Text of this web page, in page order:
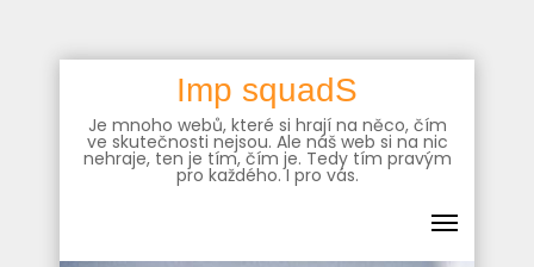
content
Imp squadS
Je mnoho webů, které si hrají na něco, čím
ve skutečnosti nejsou. Ale náš web si na nic
nehraje, ten je tím, čím je. Tedy tím pravým
pro každého. I pro vás.